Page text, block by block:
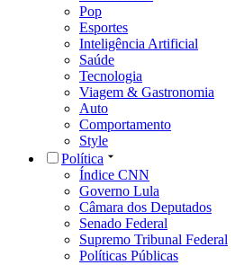
Pop
Esportes
Inteligência Artificial
Saúde
Tecnologia
Viagem & Gastronomia
Auto
Comportamento
Style
Política
Índice CNN
Governo Lula
Câmara dos Deputados
Senado Federal
Supremo Tribunal Federal
Políticas Públicas